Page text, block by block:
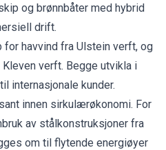
og brønnbåter med hybrid
drift.
havvind fra Ulstein verft, og
verft. Begge utvikla i
internasjonale kunder.
innen sirkulærøkonomi. For
av stålkonstruksjoner fra
om til flytende energiøyer